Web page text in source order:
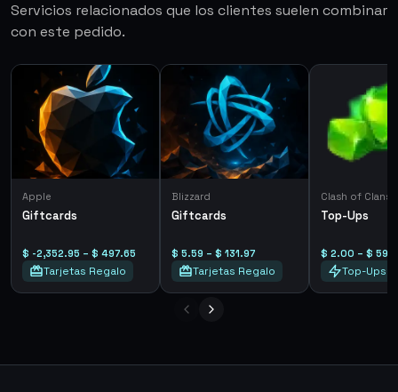
Servicios relacionados que los clientes suelen combinar
con este pedido.
Apple
Giftcards
$ -2,352.95 – $ 497.65
Tarjetas Regalo
Blizzard
Giftcards
$ 5.59 – $ 131.97
Tarjetas Regalo
Clash of Clans
Top-Ups
$ 2.00 – $
Top-Ups